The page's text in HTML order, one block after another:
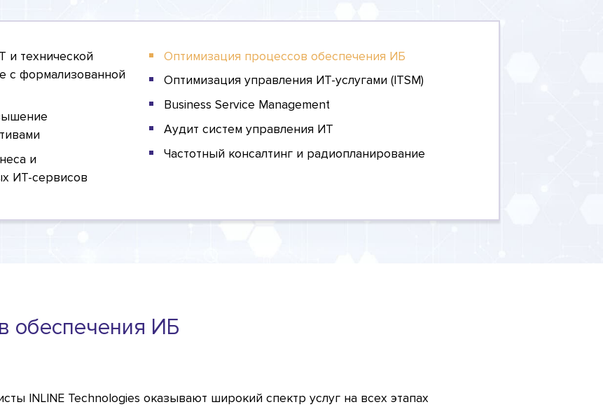
и технической
с формализованной
и
ИТ-сервисов
Оптимизация процессов обеспечения ИБ
Оптимизация управления ИТ-услугами (ITSM)
Business Service Management
Аудит систем управления ИТ
Частотный консалтинг и радиопланирование
обеспечения ИБ
INLINE Technologies оказывают широкий спектр услуг на всех этапах